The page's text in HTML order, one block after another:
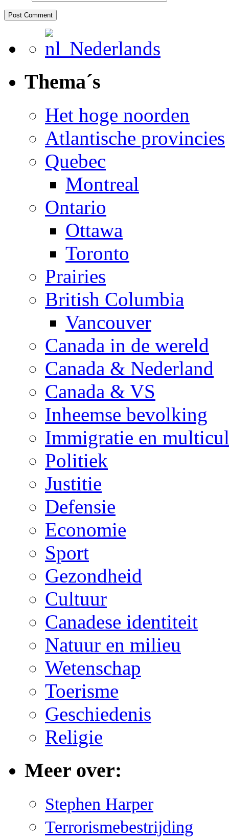
Nederlands
Thema´s
Het hoge noorden
Atlantische provincies
Quebec
Montreal
Ontario
Ottawa
Toronto
Prairies
British Columbia
Vancouver
Canada in de wereld
Canada & Nederland
Canada & VS
Inheemse bevolking
Immigratie en
Politiek
Justitie
Defensie
Economie
Sport
Gezondheid
Cultuur
Canadese identiteit
Natuur en milieu
Wetenschap
Toerisme
Geschiedenis
Religie
Meer over:
Stephen Harper
Terrorismebestrijding